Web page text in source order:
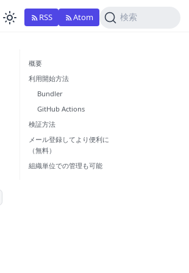
RSS Atom 検索
概要
利用開始方法
Bundler
GitHub Actions
検証方法
メール登録してより便利に
（無料）
組織単位での管理も可能